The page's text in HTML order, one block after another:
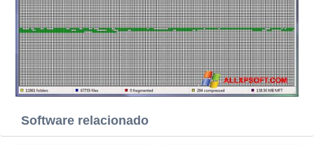
Software relacionado